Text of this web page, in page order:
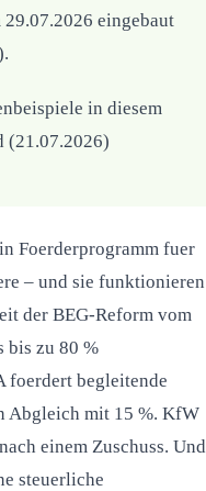
eingebaut
in diesem
(21.07.2026)
Foerderprogramm fuer
– und sie funktionieren
der BEG-Reform vom
bis zu 80 %
foerdert begleitende
Abgleich mit 15 %. KfW
einem Zuschuss. Und
steuerliche